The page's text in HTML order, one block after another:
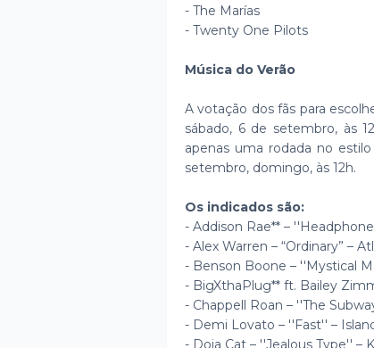
- The Marías
- Twenty One Pilots
Música do Verão
A votação dos fãs para
sábado, 6 de setembro, às
apenas uma rodada no
setembro, domingo, às 12h.
Os indicados são:
- Addison Rae** –
- Alex Warren – “Ordinary” –
- Benson Boone – ''Mystical
- BigXthaPlug** ft. Bailey
- Chappell Roan – ''The
- Demi Lovato – ''Fast'' –
- Doja Cat – ''Jealous Type'' –